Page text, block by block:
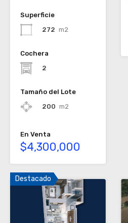
Superficie
272 m2
Cochera
2
Tamaño del Lote
200 m2
En Venta
$4,300,000
Destacado